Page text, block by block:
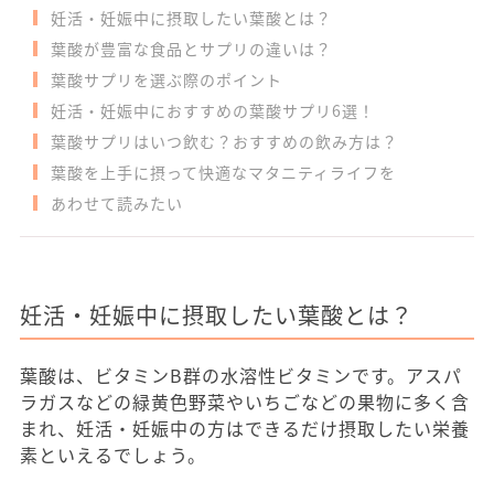
妊活・妊娠中に摂取したい葉酸とは？
葉酸が豊富な食品とサプリの違いは？
葉酸サプリを選ぶ際のポイント
妊活・妊娠中におすすめの葉酸サプリ6選！
葉酸サプリはいつ飲む？おすすめの飲み方は？
葉酸を上手に摂って快適なマタニティライフを
あわせて読みたい
妊活・妊娠中に摂取したい葉酸とは？
葉酸は、ビタミンB群の水溶性ビタミンです。アスパ
ラガスなどの緑黄色野菜やいちごなどの果物に多く含
まれ、妊活・妊娠中の方はできるだけ摂取したい栄養
素といえるでしょう。